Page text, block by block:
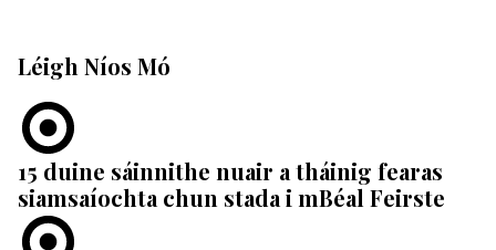
Léigh Níos Mó
15 duine sáinnithe nuair a tháinig fearas
siamsaíochta chun stada i mBéal Feirste